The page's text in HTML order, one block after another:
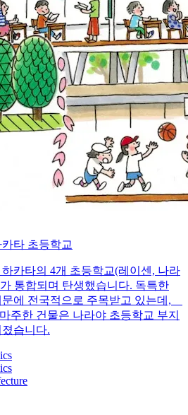
타 초등학교
카타의 4개 초등학교(레이센, 나라
통합되며 탄생했습니다. 독특한
문에 전국적으로 주목받고 있는데,
주한 건물은 나라야 초등학교 부지
습니다.